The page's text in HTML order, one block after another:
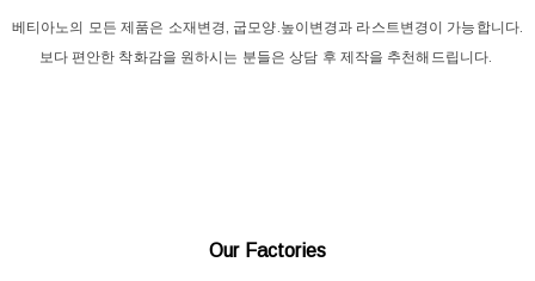
베티아노의 모든 제품은 소재변경, 굽모양.높이변경과 라스트변경이 가능합니다.
보다 편안한 착화감을 원하시는 분들은 상담 후 제작을 추천해드립니다.
Our Factories